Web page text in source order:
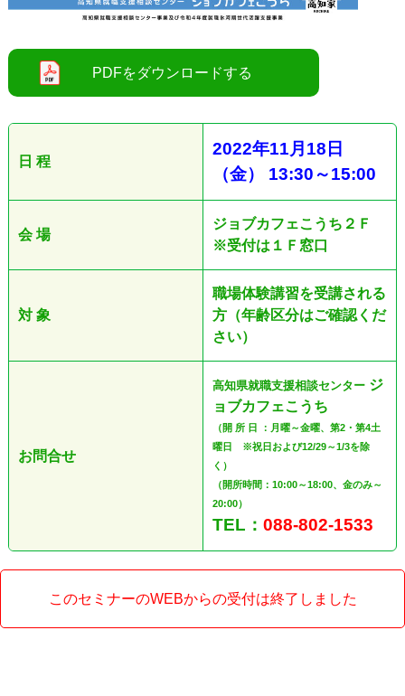
日 程
2022年11月18日
（金） 13:30 ～15:00
会 場
ジョブカフェこうち２Ｆ
※受付は１Ｆ窓口
対 象
職場体験講習を受講される
方（年齢区分はご確認くだ
さい）
お問合せ
高知県就職支援相談センター ジ
ョブカフェこうち
（開 所 日 ：月曜～金曜、第2・第4土
曜日 ※祝日および12/29～1/3を除
く）
（開所時間：10:00～18:00、金のみ～
20:00）
TEL： 088-802-1533
このセミナーのWEBからの受付は終了しました